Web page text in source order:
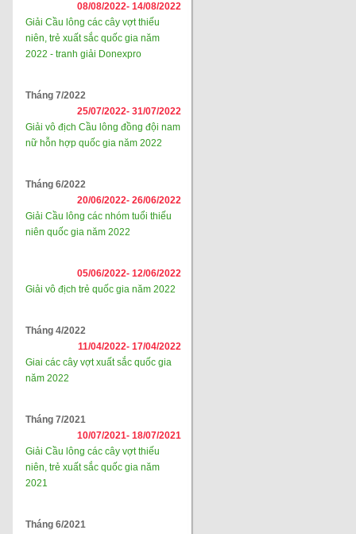
08/08/2022- 14/08/2022
Giải Cầu lông các cây vợt thiếu
niên, trẻ xuất sắc quốc gia năm
2022 - tranh giải Donexpro
Tháng 7/2022
25/07/2022- 31/07/2022
Giải vô địch Cầu lông đồng đội nam
nữ hỗn hợp quốc gia năm 2022
Tháng 6/2022
20/06/2022- 26/06/2022
Giải Cầu lông các nhóm tuổi thiếu
niên quốc gia năm 2022
05/06/2022- 12/06/2022
Giải vô địch trẻ quốc gia năm 2022
Tháng 4/2022
11/04/2022- 17/04/2022
Giai các cây vợt xuất sắc quốc gia
năm 2022
Tháng 7/2021
10/07/2021- 18/07/2021
Giải Cầu lông các cây vợt thiếu
niên, trẻ xuất sắc quốc gia năm
2021
Tháng 6/2021